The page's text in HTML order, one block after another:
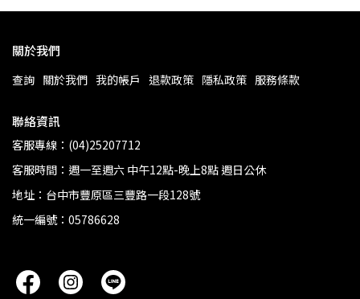
關於我們
查詢 關於我們 我的帳戶 退款政策 隱私政策 服務條款
聯絡資訊
客服專線：(04)25207712
客服時間：週一至週六 中午12點-晚上8點 週日公休
地址：台中市豐原區三豐路一段128號
統一編號：05786628